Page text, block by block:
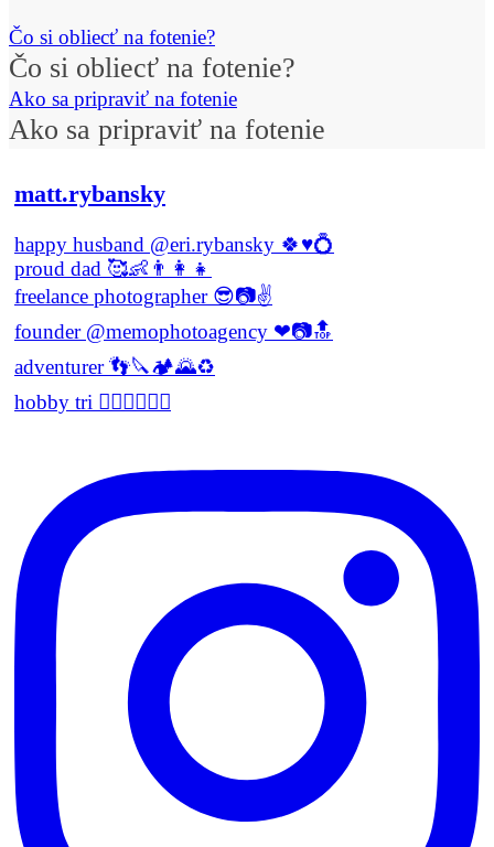
Čo si obliecť na fotenie?
Čo si obliecť na fotenie?
Ako sa pripraviť na fotenie
Ako sa pripraviť na fotenie
matt.rybansky
happy husband @eri.rybansky 🍀♥️💍
proud dad 🥰👶👨‍👩‍👧
freelance photographer 😎📷✌
founder @memophotoagency ❤📷🔝
adventurer 👣🔪🏕🌄♻️
hobby tri 🏊‍♂️🏃‍♂️🚵‍♂️